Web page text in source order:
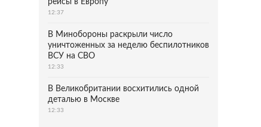
рейсы в Европу
12:37
В Минобороны раскрыли число
уничтоженных за неделю беспилотников
ВСУ на СВО
12:33
В Великобритании восхитились одной
деталью в Москве
12:33